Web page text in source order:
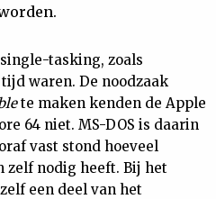
tasking, zoals
waren. De noodzaak
te maken kenden de Apple
64 niet. MS-DOS is daarin
vast stond hoeveel
zelf nodig heeft. Bij het
een deel van het